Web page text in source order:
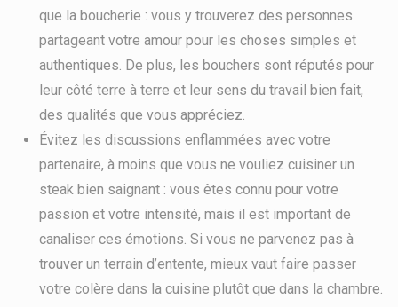
que la boucherie : vous y trouverez des personnes
partageant votre amour pour les choses simples et
authentiques. De plus, les bouchers sont réputés pour
leur côté terre à terre et leur sens du travail bien fait,
des qualités que vous appréciez.
Évitez les discussions enflammées avec votre
partenaire, à moins que vous ne vouliez cuisiner un
steak bien saignant : vous êtes connu pour votre
passion et votre intensité, mais il est important de
canaliser ces émotions. Si vous ne parvenez pas à
trouver un terrain d’entente, mieux vaut faire passer
votre colère dans la cuisine plutôt que dans la chambre.